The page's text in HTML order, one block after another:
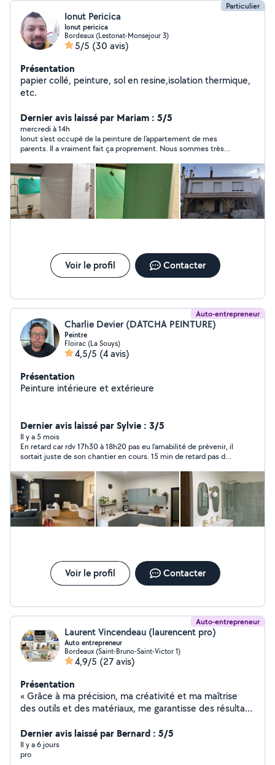
Particulier
Ionut Pericica
Ionut pericica
Bordeaux (Lestonat-Monsejour 3)
5/5 (30 avis)
Présentation
papier collé, peinture, sol en resine,isolation thermique,
etc.
Dernier avis laissé par Mariam : 5/5
mercredi à 14h
Ionut s’est occupé de la peinture de l’appartement de mes
parents. Il a vraiment fait ça proprement. Nous sommes très
Voir le profil Contacter
Auto-entrepreneur
Charlie Devier (DATCHA PEINTURE)
Peintre
Floirac (La Souys)
4,5/5 (4 avis)
Présentation
Peinture intérieure et extérieure
Dernier avis laissé par Sylvie : 3/5
Il y a 5 mois
En retard car rdv 17h30 à 18h20 pas eu l’amabilité de prévenir, il
sortait juste de son chantier en cours. 15 min de retard pas de
Pour le professionnalisme je ne doute pas de ses compétences
car ses explications étaient professionnelles. Mais j’ai horreur
du manque de convenances. Navrée.
Voir le profil Contacter
Auto-entrepreneur
Laurent Vincendeau (laurencent pro)
Auto entrepreneur
Bordeaux (Saint-Bruno-Saint-Victor 1)
4,9/5 (27 avis)
Présentation
« Grâce à ma précision, ma créativité et ma maîtrise
des outils et des matériaux, me garantisse des résultats
assité avec mes collegues et disponible pour vos
travaux. -Très flexible au niveau des horaires et tarifs rc
et décénnale Détails de mes prestations : la peinture et
Dernier avis laissé par Bernard : 5/5
Il y a 6 jours
pro